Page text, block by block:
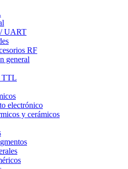
UART
RF
general
TTL
electrónico
y cerámicos